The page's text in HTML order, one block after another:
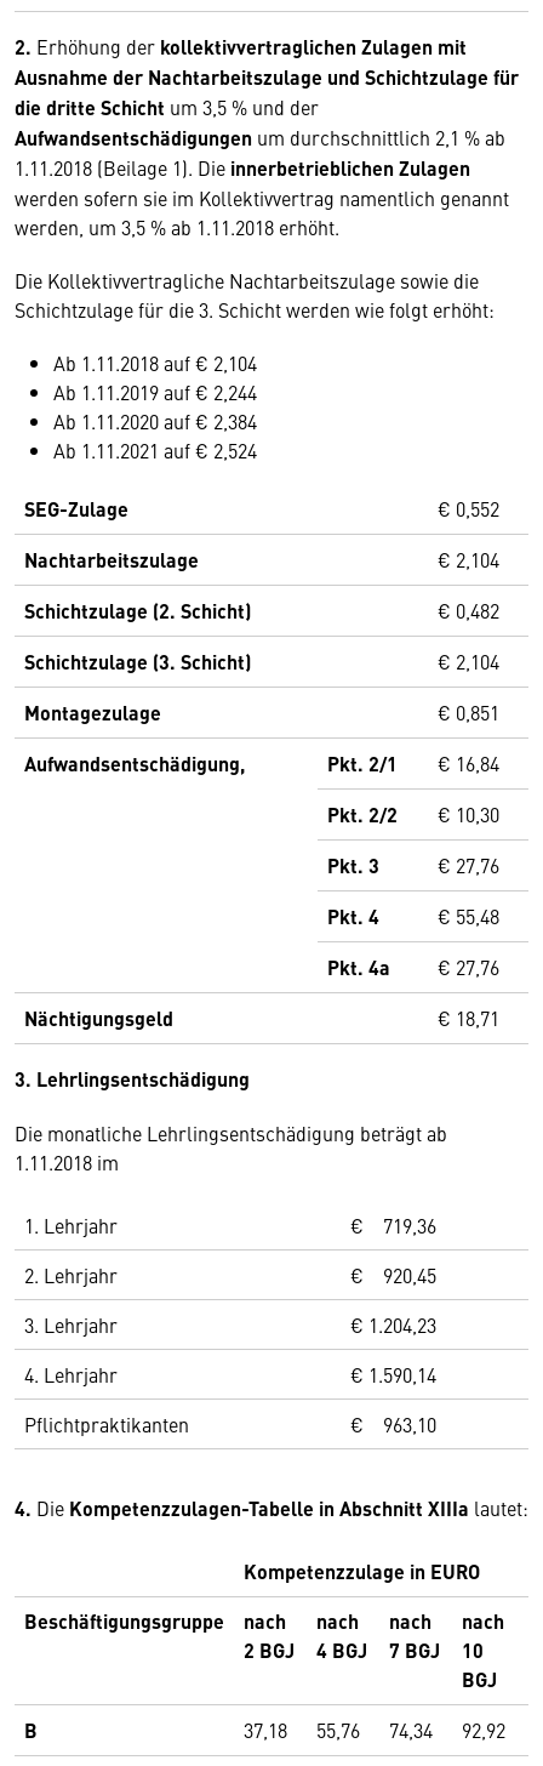
2. Erhöhung der kollektivvertraglichen Zulagen mit
Ausnahme der Nachtarbeitszulage und Schichtzulage für
die dritte Schicht um 3,5 % und der
Aufwandsentschädigungen um durchschnittlich 2,1 % ab
1.11.2018 (Beilage 1). Die innerbetrieblichen Zulagen
werden sofern sie im Kollektivvertrag namentlich genannt
werden, um 3,5 % ab 1.11.2018 erhöht.
Die Kollektivvertragliche Nachtarbeitszulage sowie die
Schichtzulage für die 3. Schicht werden wie folgt erhöht:
Ab 1.11.2018 auf € 2,104
Ab 1.11.2019 auf € 2,244
Ab 1.11.2020 auf € 2,384
Ab 1.11.2021 auf € 2,524
SEG-Zulage € 0,552
Nachtarbeitszulage € 2,104
Schichtzulage (2. Schicht) € 0,482
Schichtzulage (3. Schicht) € 2,104
Montagezulage € 0,851
Aufwandsentschädigung, Pkt. 2/1 € 16,84
Pkt. 2/2 € 10,30
Pkt. 3 € 27,76
Pkt. 4 € 55,48
Pkt. 4a € 27,76
Nächtigungsgeld € 18,71
3. Lehrlingsentschädigung
Die monatliche Lehrlingsentschädigung beträgt ab
1.11.2018 im
1. Lehrjahr
€ 719,36
2. Lehrjahr
€ 920,45
3. Lehrjahr
€ 1.204,23
4. Lehrjahr
€ 1.590,14
Pflichtpraktikanten
€ 963,10
4. Die Kompetenzzulagen-Tabelle in Abschnitt XIIIa lautet:
Kompetenzzulage in EURO
Beschäftigungsgruppe
nach
2 BGJ
nach
4 BGJ
nach
7 BGJ
nach
10
BGJ
B
37,18 55,76 74,34 92,92